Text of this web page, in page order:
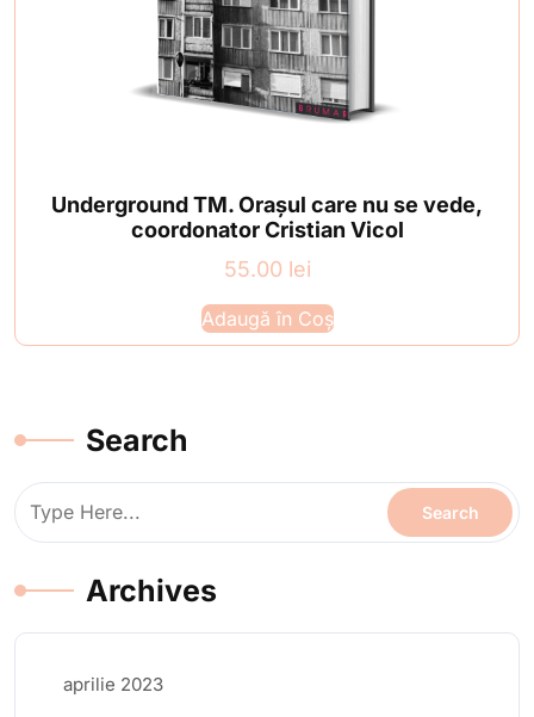
Underground TM. Orașul care nu se vede,
coordonator Cristian Vicol
55.00 lei
Adaugă în Coș
Search
Archives
aprilie 2023